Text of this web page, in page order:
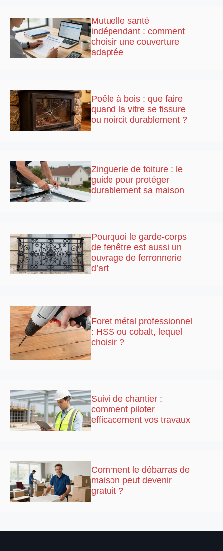
Mutuelle santé
indépendant : comment
choisir une couverture
adaptée
Poêle à bois : que faire
quand la vitre se fissure
ou noircit durablement ?
Zinguerie de toiture : le
guide pour protéger
durablement sa maison
Pourquoi le garde-corps
de fenêtre est aussi un
ouvrage de ferronnerie
d’art
Foret métal professionnel
: HSS ou cobalt, lequel
choisir ?
Suivi de chantier :
comment piloter
efficacement vos travaux
Comment le débarras de
maison peut devenir
gratuit ?